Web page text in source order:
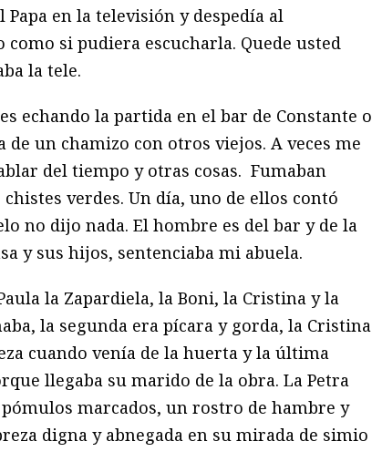
Papa en la televisión y despedía al
si pudiera escucharla. Quede usted
la tele.
echando la partida en el bar de Constante o
un chamizo con otros viejos. A veces me
del tiempo y otras cosas. Fumaban
verdes. Un día, uno de ellos contó
no dijo nada. El hombre es del bar y de la
y sus hijos, sentenciaba mi abuela.
la Zapardiela, la Boni, la Cristina y la
la segunda era pícara y gorda, la Cristina
cuando venía de la huerta y la última
llegaba su marido de la obra. La Petra
marcados, un rostro de hambre y
digna y abnegada en su mirada de simio